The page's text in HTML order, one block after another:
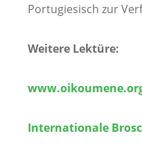
Portugiesisch zur
Weitere Lektüre:
Internationale